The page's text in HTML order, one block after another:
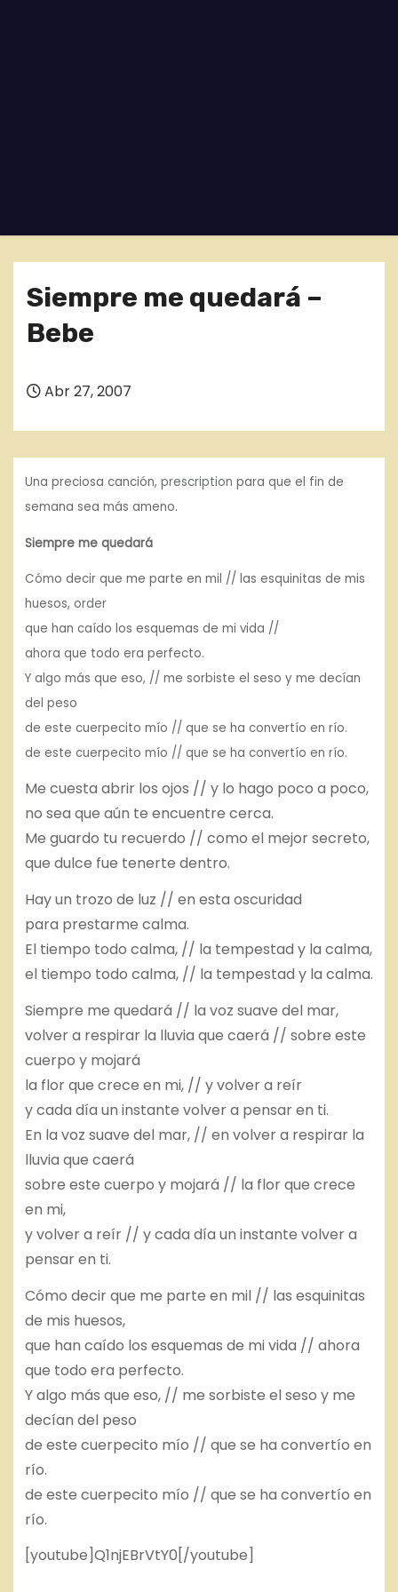
Siempre me quedará –
Bebe
Abr 27, 2007
Una preciosa canción, prescription para que el fin de
semana sea más ameno.
Siempre me quedará
Cómo decir que me parte en mil // las esquinitas de mis
huesos, order
que han caído los esquemas de mi vida //
ahora que todo era perfecto.
Y algo más que eso, // me sorbiste el seso y me decían
del peso
de este cuerpecito mío // que se ha convertío en río.
de este cuerpecito mío // que se ha convertío en río.
Me cuesta abrir los ojos // y lo hago poco a poco,
no sea que aún te encuentre cerca.
Me guardo tu recuerdo // como el mejor secreto,
que dulce fue tenerte dentro.
Hay un trozo de luz // en esta oscuridad
para prestarme calma.
El tiempo todo calma, // la tempestad y la calma,
el tiempo todo calma, // la tempestad y la calma.
Siempre me quedará // la voz suave del mar,
volver a respirar la lluvia que caerá // sobre este
cuerpo y mojará
la flor que crece en mi, // y volver a reír
y cada día un instante volver a pensar en ti.
En la voz suave del mar, // en volver a respirar la
lluvia que caerá
sobre este cuerpo y mojará // la flor que crece
en mi,
y volver a reír // y cada día un instante volver a
pensar en ti.
Cómo decir que me parte en mil // las esquinitas
de mis huesos,
que han caído los esquemas de mi vida // ahora
que todo era perfecto.
Y algo más que eso, // me sorbiste el seso y me
decían del peso
de este cuerpecito mío // que se ha convertío en
río.
de este cuerpecito mío // que se ha convertío en
río.
[youtube]Q1njEBrVtY0[/youtube]